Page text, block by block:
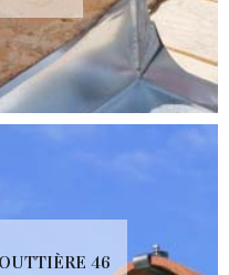
46